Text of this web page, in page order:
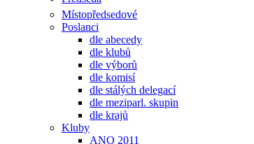
Místopředsedové
Poslanci
dle abecedy
dle klubů
dle výborů
dle komisí
dle stálých delegací
dle meziparl. skupin
dle krajů
Kluby
ANO 2011